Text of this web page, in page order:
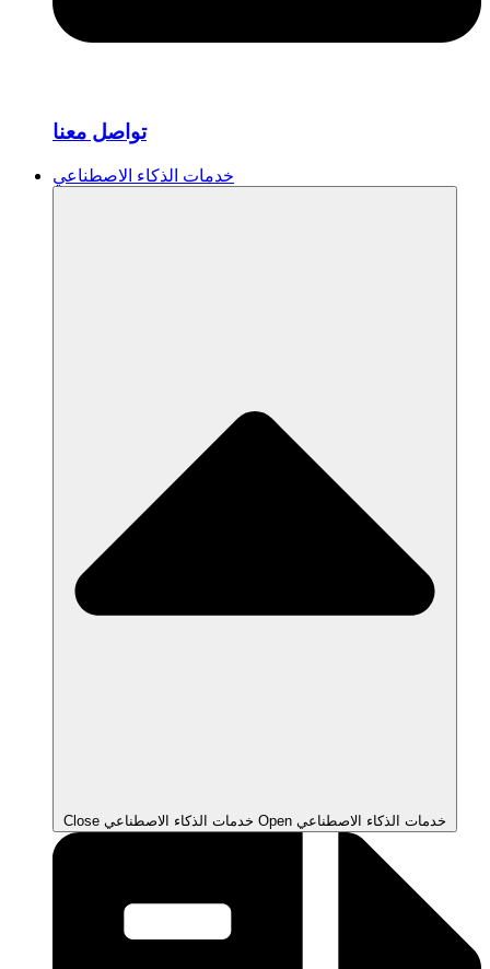
تواصل معنا
خدمات الذكاء الاصطناعي
Close خدمات الذكاء الاصطناعي Open خدمات الذكاء الاصطناعي